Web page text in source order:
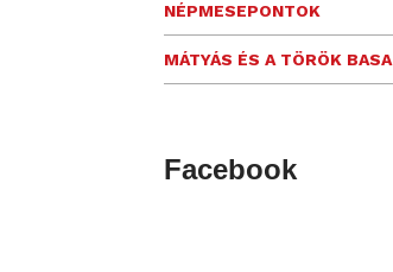
NÉPMESEPONTOK
MÁTYÁS ÉS A TÖRÖK BASA
Facebook